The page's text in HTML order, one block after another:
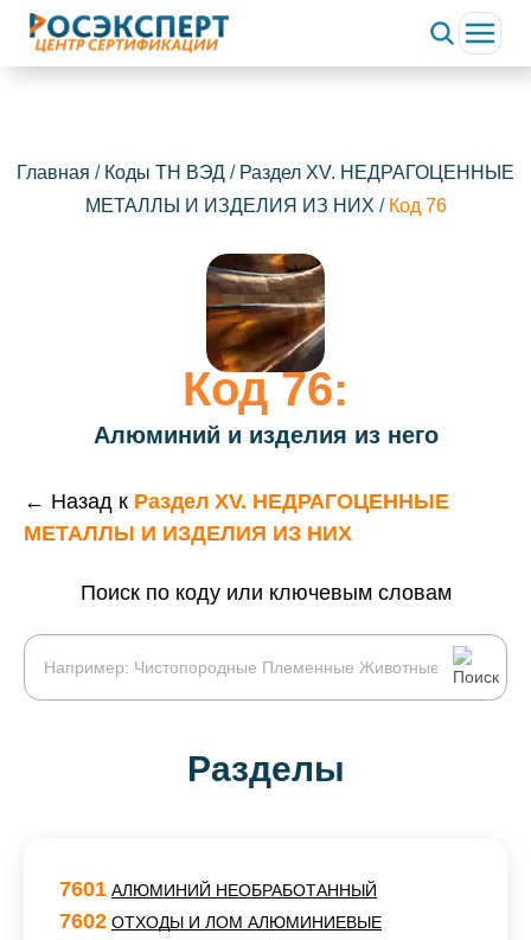
Главная / Коды ТН ВЭД / Раздел XV. НЕДРАГОЦЕННЫЕ
МЕТАЛЛЫ И ИЗДЕЛИЯ ИЗ НИХ / Код 76
Код 76:
Алюминий и изделия из него
← Назад к Раздел XV. НЕДРАГОЦЕННЫЕ
МЕТАЛЛЫ И ИЗДЕЛИЯ ИЗ НИХ
Поиск по коду или ключевым словам
Разделы
7601 АЛЮМИНИЙ НЕОБРАБОТАННЫЙ
7602 ОТХОДЫ И ЛОМ АЛЮМИНИЕВЫЕ